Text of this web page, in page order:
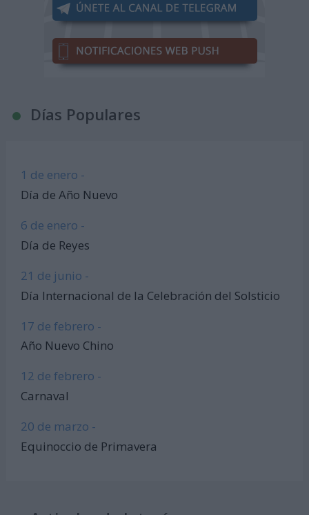
Días Populares
1 de enero -
Día de Año Nuevo
6 de enero -
Día de Reyes
21 de junio -
Día Internacional de la Celebración del Solsticio
17 de febrero -
Año Nuevo Chino
12 de febrero -
Carnaval
20 de marzo -
Equinoccio de Primavera